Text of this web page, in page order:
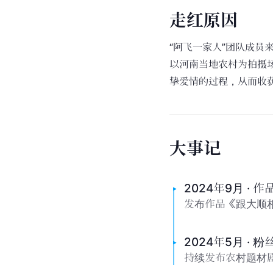
走红原因
“阿飞一家人”团队成员
以河南当地农村为拍摄
挚爱情的过程，从而收
大事记
2024年9月 · 作
发布作品《跟大顺
2024年5月 · 粉
持续发布农村题材